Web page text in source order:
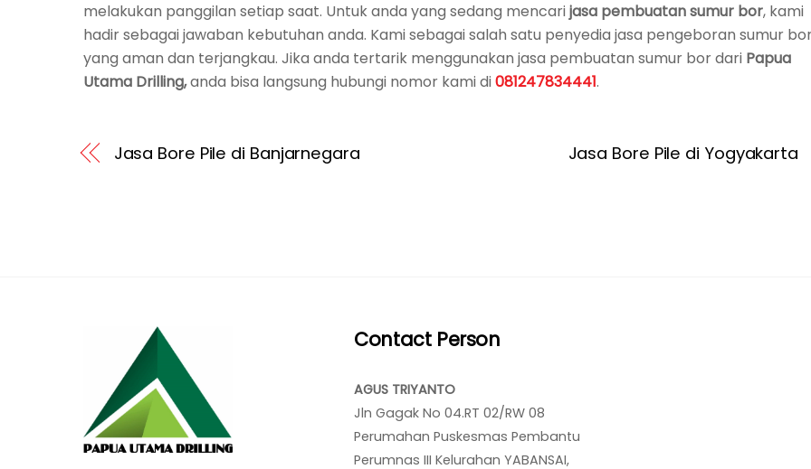
melakukan panggilan setiap saat. Untuk anda yang sedang mencarijasa pembuatan sumur bor, kami
hadir sebagai jawaban kebutuhan anda. Kami sebagai salah satu penyedia jasa pengeboran sumur
yang aman dan terjangkau. Jika anda tertarik menggunakan jasa pembuatan sumur bor dari Papua
Utama Drilling,anda bisa langsung hubungi nomor kami di081247834441.
Jasa Bore Pile di Banjarnegara Jasa Bore Pile di Yogyakarta
Contact Person
AGUS TRIYANTO
Jln Gagak No 04.RT 02/RW 08
Perumahan Puskesmas Pembantu
Perumnas III Kelurahan YABANSAI,